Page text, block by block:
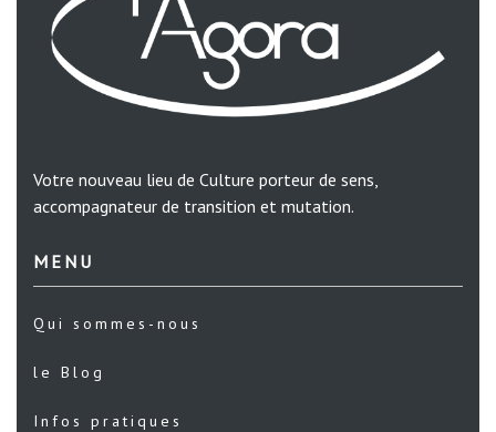
Votre nouveau lieu de Culture porteur de sens,
accompagnateur de transition et mutation.
MENU
Qui sommes-nous
le Blog
Infos pratiques